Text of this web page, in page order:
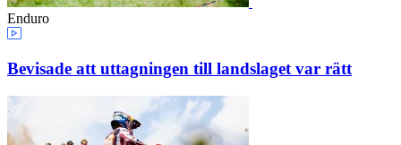
Enduro
Bevisade att uttagningen till landslaget var rätt